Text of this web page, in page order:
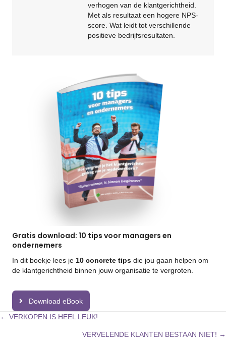
verhogen van de klantgerichtheid.
Met als resultaat een hogere NPS-
score. Wat leidt tot verschillende
positieve bedrijfsresultaten.
Gratis download: 10 tips voor managers en
ondernemers
In dit boekje lees je 10 concrete tips die jou gaan helpen om
de klantgerichtheid binnen jouw organisatie te vergroten.
Download eBook
Posts
← VERKOPEN IS HEEL LEUK!
VERVELENDE KLANTEN BESTAAN NIET! →